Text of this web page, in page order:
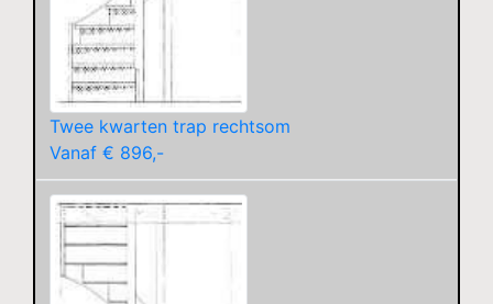
Twee kwarten trap rechtsom
Vanaf € 896,-